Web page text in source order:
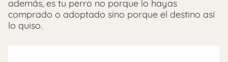
además, es tu perro no porque lo hayas
comprado o adoptado sino porque el destino así
lo quiso.